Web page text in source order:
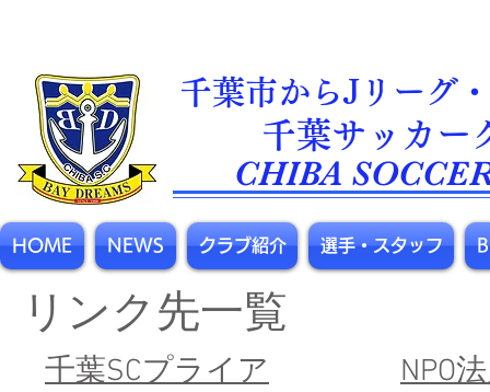
千葉市からJリーグ
CHIBA
千葉サッカー
HOME NEWS クラブ紹介 選手・スタッフ
リンク先一覧
​千葉SCプライア
NPO